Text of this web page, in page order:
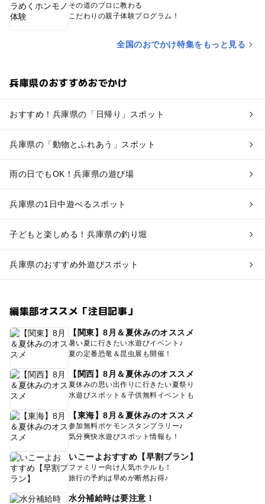
その道のプロに教わる
こだわりの親子体験プログラム！
全国のおでかけ特集をもっと見る
兵庫県のおすすめおでかけ
おすすめ！兵庫県の「日帰り」スポット
兵庫県の「動物とふれあう」スポット
雨の日でもOK！兵庫県の遊び場
兵庫県の1日中遊べるスポット
子どもと楽しめる！兵庫県の釣り堀
兵庫県のおすすめ外遊びスポット
編集部オススメ「注目記事」
【関東】8月＆夏休みのオススメ
暑い夏に行きたい水遊びイベント♪
夏の定番恐竜＆昆虫展も開催！
【関西】8月＆夏休みのオススメ
夏休みの思い出作りに行きたい夏祭り
水遊びスポット＆子供無料イベントも
【東海】8月＆夏休みのオススメ
参加無料ポケモンスタンプラリー♪
気分爽快水遊びスポット情報も！
いこーよおすすめ【早割プラン】
ファミリー向け人気ホテルも！
旅行の予約は早めが断然お得♪
水分補給時は要注意！